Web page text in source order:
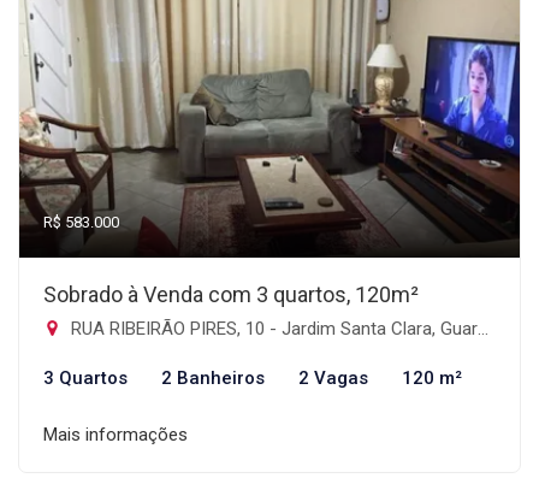
R$ 583.000
Sobrado à Venda com 3 quartos, 120m²
RUA RIBEIRÃO PIRES, 10 - Jardim Santa Clara, Guarulhos-SP
3 Quartos 2 Banheiros 2 Vagas 120 m²
Mais informações